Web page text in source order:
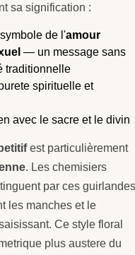
sa signification :
symbole de l'amour
— un message sans
traditionnelle
spirituelle et
avec le sacre et le divin
est particulièrement
. Les chemisiers
par ces guirlandes
les manches et le
Ce style floral
plus austere du